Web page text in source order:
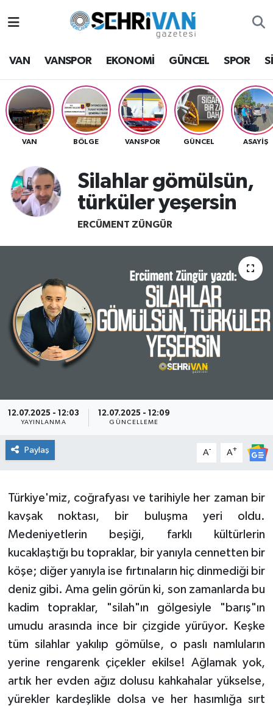
VAN VANSPOR EKONOMİ GÜNCEL SPOR
VAN BÖLGE VANSPOR GÜNCEL ASAYİŞ
Silahlar gömülsün,
türküler yeşersin
ERCÜMENT ZÜNGÜR
12.07.2025 - 12:03
YAYINLANMA
12.07.2025 - 12:09
GÜNCELLEME
Paylaş A- A+
Türkiye'miz, coğrafyası ve tarihiyle her zaman bir
kavşak noktası, bir buluşma yeri oldu.
Medeniyetlerin beşiği, farklı kültürlerin
kucaklaştığı bu topraklar, bir yanıyla cennetten bir
köşe; diğer yanıyla ise fırtınaların hiç dinmediği bir
deniz gibi. Ama gelin görün ki, son zamanlarda bu
kadim topraklar, "silah"ın gölgesiyle "barış"ın
umudu arasında ince bir çizgide yürüyor. Keşke
tüm silahlar yakılıp gömülse, o paslı namluların
yerine rengarenk çiçekler ekilse! Ağlamak yok,
artık her evden ağız dolusu kahkahalar yükselse,
yürekler kardeşlikle dolsa ve her hasımlığa sırt
Van Hava Durumu
VAN Namaz Vakitleri
Van Trafik Yoğunluk Haritası
Süper Lig Puan Durumu ve Fikstür
Tüm Manşetler